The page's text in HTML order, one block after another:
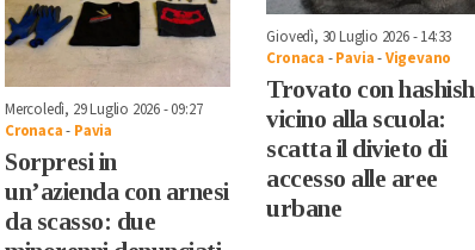
Mercoledì, 29 Luglio 2026 - 09:27
Cronaca- Pavia
Sorpresi in
un’azienda con arnesi
da scasso: due
Giovedì, 30 Luglio 2026 - 14:33
Cronaca -Pavia-Vigevano
Trovato con hashish
vicino alla scuola:
scatta il divieto di
accesso alle aree
urbane